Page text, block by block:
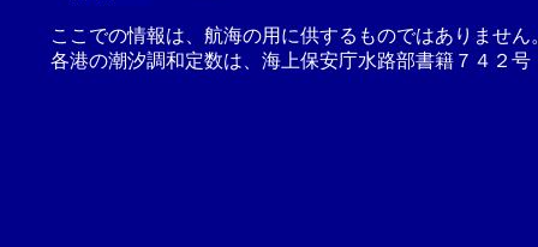
ここでの情報は、航海の用に供するものではありませ
各港の潮汐調和定数は、海上保安庁水路部書籍７４２